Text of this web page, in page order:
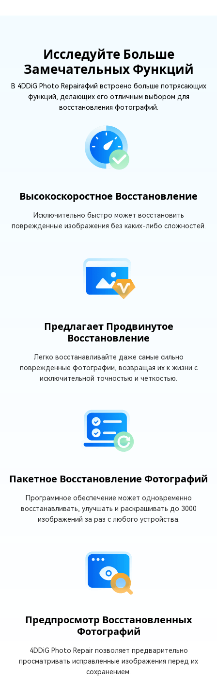
Исследуйте Больше
Замечательных Функций
В 4DDiG Photo Repairафий встроено больше потрясающих
функций, делающих его отличным выбором для
восстановления фотографий.
Высокоскоростное Восстановление
Исключительно быстро может восстановить
поврежденные изображения без каких-либо сложностей.
Предлагает Продвинутое
Восстановление
Легко восстанавливайте даже самые сильно
поврежденные фотографии, возвращая их к жизни с
исключительной точностью и четкостью.
Пакетное Восстановление Фотографий
Программное обеспечение может одновременно
восстанавливать, улучшать и раскрашивать до 3000
изображений за раз с любого устройства.
Предпросмотр Восстановленных
Фотографий
4DDiG Photo Repair позволяет предварительно
просматривать исправленные изображения перед их
сохранением.